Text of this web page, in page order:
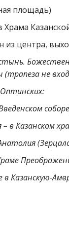
площадь)
центра,
не
в Казанском
Казанскую-